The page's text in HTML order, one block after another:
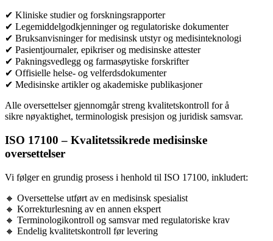
✔ Kliniske studier og forskningsrapporter
✔ Legemiddelgodkjenninger og regulatoriske dokumenter
✔ Bruksanvisninger for medisinsk utstyr og medisinteknologi
✔ Pasientjournaler, epikriser og medisinske attester
✔ Pakningsvedlegg og farmasøytiske forskrifter
✔ Offisielle helse- og velferdsdokumenter
✔ Medisinske artikler og akademiske publikasjoner
Alle oversettelser gjennomgår streng kvalitetskontroll for å
sikre nøyaktighet, terminologisk presisjon og juridisk samsvar.
ISO 17100 – Kvalitetssikrede medisinske
oversettelser
Vi følger en grundig prosess i henhold til ISO 17100, inkludert:
🔸 Oversettelse utført av en medisinsk spesialist
🔸 Korrekturlesning av en annen ekspert
🔸 Terminologikontroll og samsvar med regulatoriske krav
🔸 Endelig kvalitetskontroll før levering